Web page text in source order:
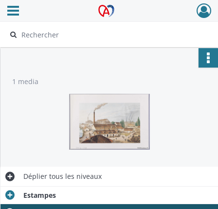
Archives Alsace - Colmar
Ouvrir le menu déroulant
1 media
Déplier tous les niveaux
Estampes